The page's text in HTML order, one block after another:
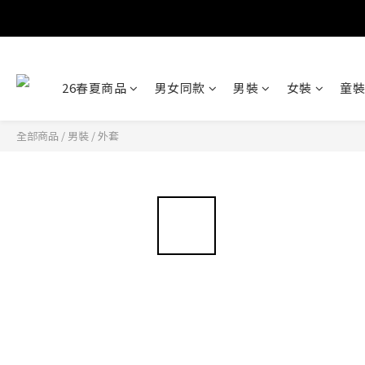
26春夏商品 男女同款 男裝 女裝 童裝
全部商品 / 男裝 /外套